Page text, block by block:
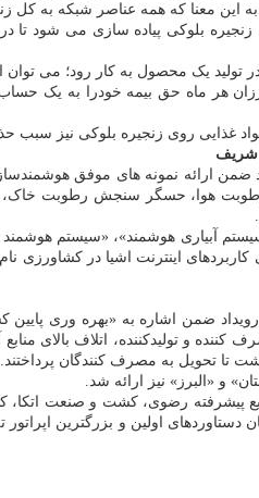
معنا که همه عناصر شبکه به کل
بلوکی پیاده سازی می شود
تولید یک محصول به کار رود؛ می
هر ماه حق بیمه خودرا به یک
غذایی روی زنجیره بلوکی نیز
شریف
ضمن ارائه نمونه های موفق
آبیاری هوشمند»، «سیستم
ضمن اشاره به «بهره وری
کننده و تولیدکننده، اتلاف
تا تحویل به مصرف کنندگان پرداختند.
و «البرز» نیز ارائه شد.
پیشرفته رضوی، کشت و صنعت
دستاوردهای اولین و بزرگترین